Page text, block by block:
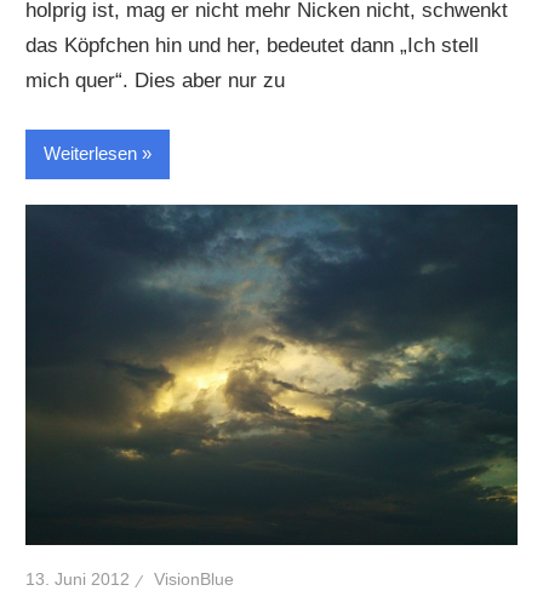
holprig ist, mag er nicht mehr Nicken nicht, schwenkt
das Köpfchen hin und her, bedeutet dann „Ich stell
mich quer“. Dies aber nur zu
Weiterlesen
13. Juni 2012 VisionBlue